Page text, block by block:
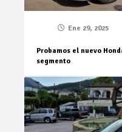
Ene 29, 2025
Probamos el nuevo
segmento